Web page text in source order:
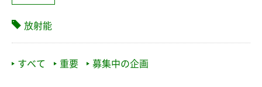
放射能
すべて 重要 募集中の企画